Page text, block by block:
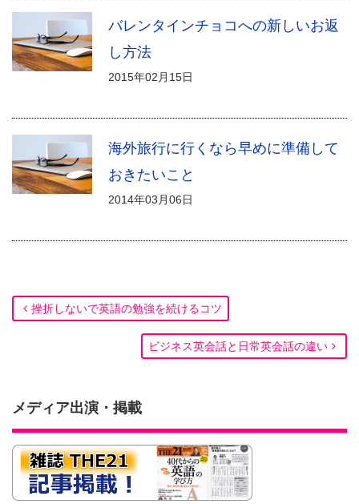
バレンタインチョコへの新しいお返
し方法
2015年02月15日
海外旅行に行くなら早めに準備して
おきたいこと
2014年03月06日
挫折しないで英語の勉強を続けるコツ
ビジネス英会話と日常英会話の違い
メディア出演・掲載